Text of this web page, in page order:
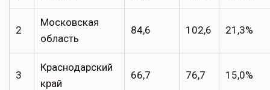
2
Московская
область
84,6 102,6 21,3%
3
Краснодарский
край
66,7 76,7 15,0%